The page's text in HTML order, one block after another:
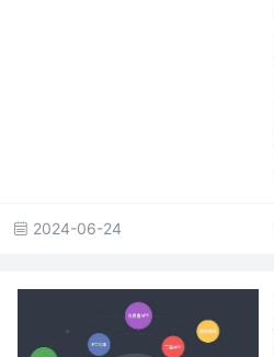
2024-06-24